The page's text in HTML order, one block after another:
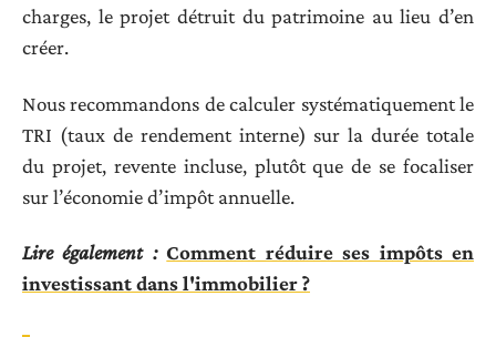
charges, le projet détruit du patrimoine au lieu d’en
créer.
Nous recommandons de calculer systématiquement le
TRI (taux de rendement interne) sur la durée totale
du projet, revente incluse, plutôt que de se focaliser
sur l’économie d’impôt annuelle.
Lire également : Comment réduire ses impôts en
investissant dans l'immobilier ?